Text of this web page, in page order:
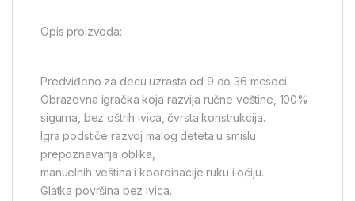
Opis proizvoda:
Predviđeno za decu uzrasta od 9 do 36 meseci
Obrazovna igračka koja razvija ručne veštine, 100%
sigurna, bez oštrih ivica, čvrsta konstrukcija.
Igra podstiče razvoj malog deteta u smislu
prepoznavanja oblika,
manuelnih veština i koordinacije ruku i očiju.
Glatka površina bez ivica.